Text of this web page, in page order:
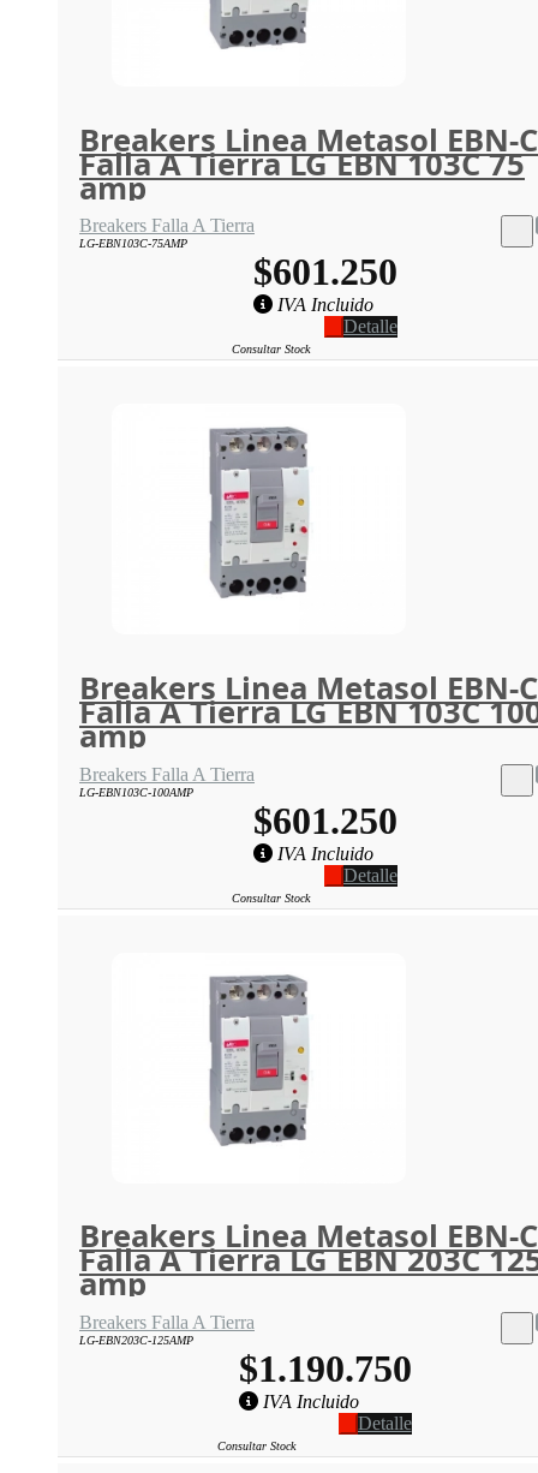
Breakers Linea Metasol EBN-C
Falla A Tierra LG EBN 103C 75
amp
Breakers Falla A Tierra
LG-EBN103C-75AMP
$601.250
IVA Incluido
Detalle
Consultar Stock
Breakers Linea Metasol EBN-C
Falla A Tierra LG EBN 103C
amp
Breakers Falla A Tierra
LG-EBN103C-100AMP
$601.250
IVA Incluido
Detalle
Consultar Stock
Breakers Linea Metasol EBN-C
Falla A Tierra LG EBN 203C
amp
Breakers Falla A Tierra
LG-EBN203C-125AMP
$1.190.750
IVA Incluido
Detalle
Consultar Stock